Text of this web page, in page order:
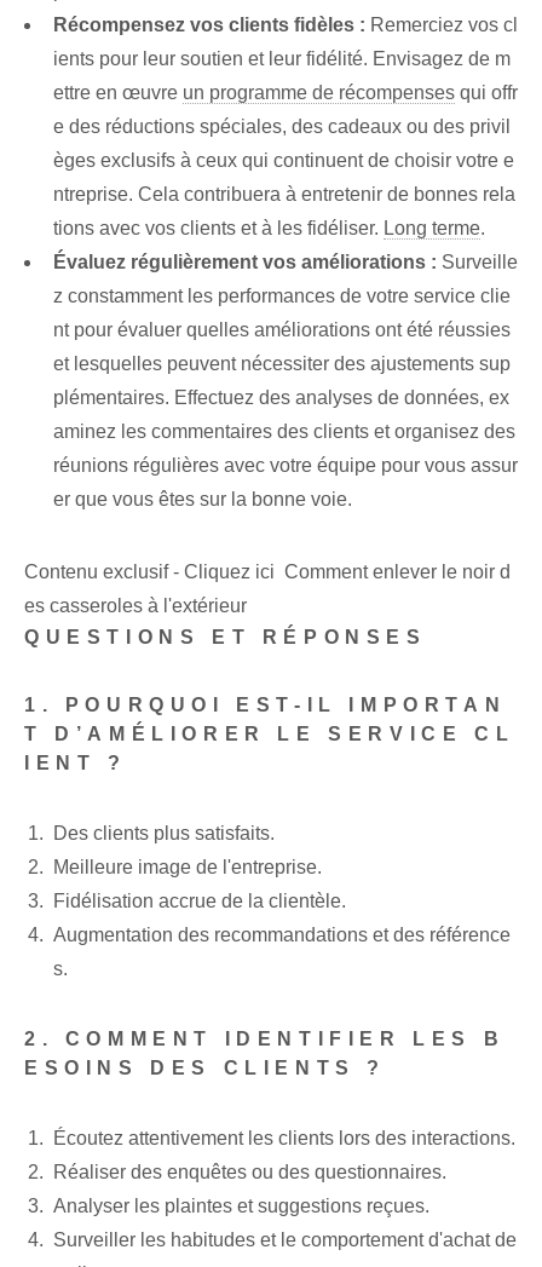
Récompensez vos clients fidèles : Remerciez vos cl
ients pour leur soutien et leur fidélité. Envisagez de m
ettre en œuvre un programme de récompenses qui offr
e des réductions spéciales, des cadeaux ou des privil
èges exclusifs à ceux qui continuent de choisir votre e
ntreprise. Cela contribuera à entretenir de bonnes rela
tions avec vos clients et à les fidéliser. Long terme.
Évaluez régulièrement vos améliorations : Surveille
z constamment les performances de votre service clie
nt pour évaluer quelles améliorations ont été réussies
et lesquelles peuvent nécessiter des ajustements sup
plémentaires. Effectuez des analyses de données, ex
aminez les commentaires des clients et organisez des
réunions régulières avec votre équipe pour vous assur
er que vous êtes sur la bonne voie.
Contenu exclusif - Cliquez ici Comment enlever le noir d
es casseroles à l'extérieur
QUESTIONS ET RÉPONSES
1. POURQUOI EST-IL IMPORTAN
T D’AMÉLIORER LE SERVICE CL
IENT ?
Des clients plus satisfaits.
Meilleure image de l'entreprise.
Fidélisation accrue de la clientèle.
Augmentation des recommandations et des référence
s.
2. COMMENT IDENTIFIER LES B
ESOINS DES CLIENTS ?
Écoutez attentivement les clients lors des interactions.
Réaliser des enquêtes ou des questionnaires.
Analyser les plaintes et suggestions reçues.
Surveiller les habitudes et le comportement d'achat de